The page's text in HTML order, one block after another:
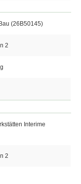
(26B50145)
2
Interime
2